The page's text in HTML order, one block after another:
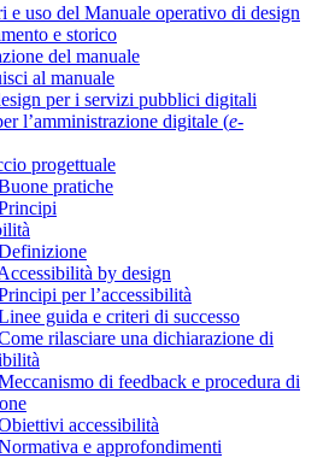
e uso del Manuale operativo di design
e storico
del manuale
al manuale
per i servizi pubblici digitali
l’amministrazione digitale (e-
progettuale
pratiche
by design
per l’accessibilità
guida e criteri di successo
rilasciare una dichiarazione di
di feedback e procedura di
accessibilità
e approfondimenti